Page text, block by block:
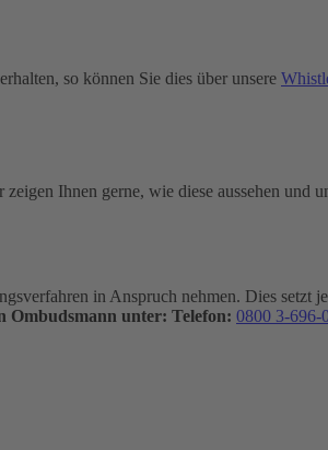
so können Sie dies über unsere
Ihnen gerne, wie diese aussehen und
in Anspruch nehmen. Dies setzt
Ombudsmann unter: Telefon: 0800 3-696-